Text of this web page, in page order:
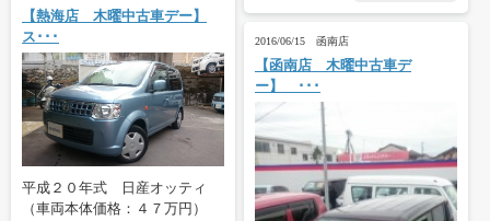
【熱海店 木曜中古車デー】
ス･･･
平成２０年式 日産オッティ
（車両本体価格：４７万円）
2016/06/15 函南店
【函南店 木曜中古車デ
ー】 ･･･